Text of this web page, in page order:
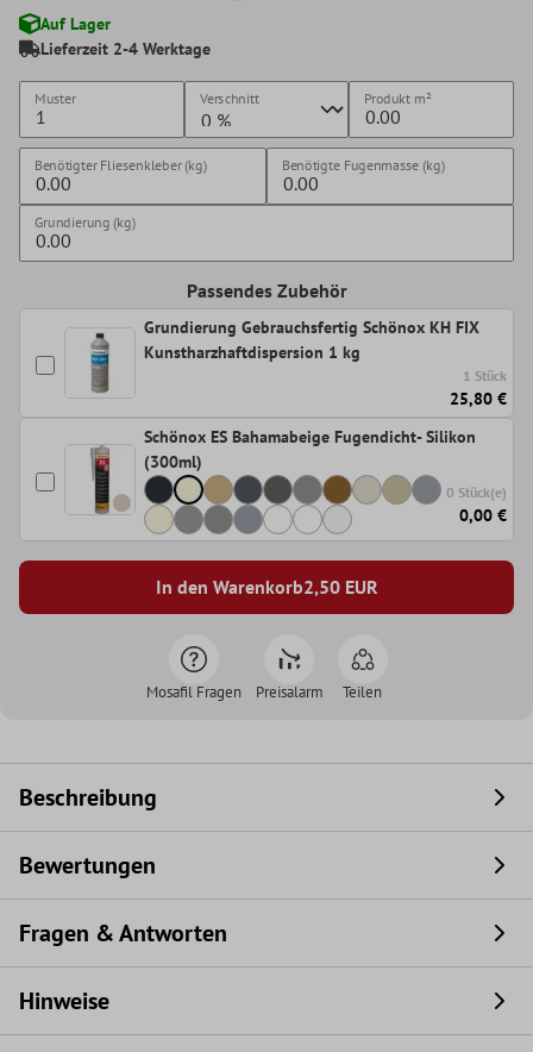
Auf Lager
Lieferzeit 2-4 Werktage
Muster Verschnitt Produkt m²
Benötigter Fliesenkleber (kg) Benötigte Fugenmasse (kg)
Grundierung (kg)
Passendes Zubehör
Grundierung Gebrauchsfertig Schönox KH FIX
Kunstharzhaftdispersion 1 kg
1 Stück
25,80 €
Schönox ES Bahamabeige Fugendicht- Silikon
(300ml)
0 Stück(e)
0,00 €
In den Warenkorb2,50EUR
Mosafil Fragen Preisalarm Teilen
Beschreibung
Bewertungen
Fragen & Antworten
Hinweise